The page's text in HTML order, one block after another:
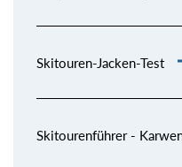
Skitouren-Jacken-Test
Skitourenführer -